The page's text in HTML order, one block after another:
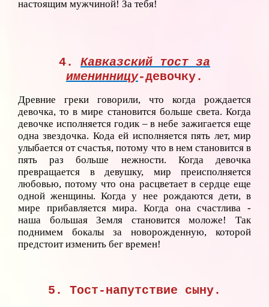
настоящим мужчиной! За тебя!
4. Кавказский тост за
именинницу-девочку.
Древние греки говорили, что когда рождается
девочка, то в мире становится больше света. Когда
девочке исполняется годик – в небе зажигается еще
одна звездочка. Кода ей исполняется пять лет, мир
улыбается от счастья, потому что в нем становится в
пять раз больше нежности. Когда девочка
превращается в девушку, мир преисполняется
любовью, потому что она расцветает в сердце еще
одной женщины. Когда у нее рождаются дети, в
мире прибавляется мира. Когда она счастлива -
наша большая Земля становится моложе! Так
поднимем бокалы за новорожденную, которой
предстоит изменить бег времен!
5. Тост-напутствие сыну.